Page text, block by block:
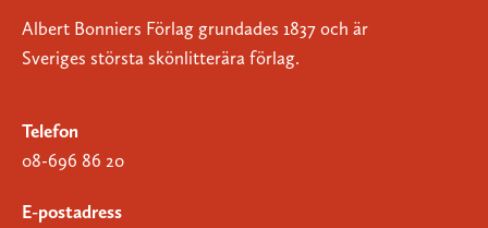
Albert Bonniers Förlag grundades 1837 och är
Sveriges största skönlitterära förlag.
Telefon
08-696 86 20
E-postadress